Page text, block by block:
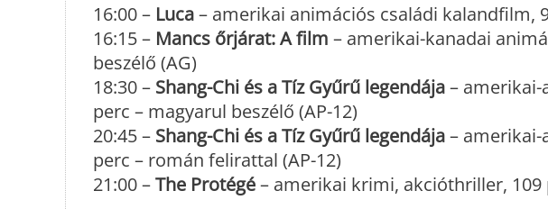
16:00 – Luca– amerikai animációs családi kalandfilm,
16:15 – Mancs őrjárat: A film – amerikai-kanadai
beszélő (AG)
18:30 – Shang-Chi és a Tíz Gyűrű legendája–
perc – magyarul beszélő (AP-12)
20:45 – Shang-Chi és a Tíz Gyűrű legendája–
perc – román felirattal (AP-12)
21:00 –The Protégé– amerikai krimi, akcióthriller,